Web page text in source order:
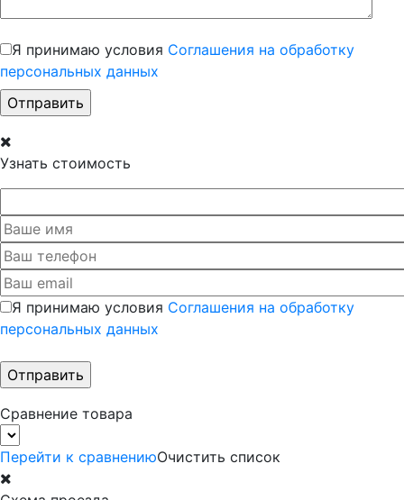
Я принимаю условия Соглашения на обработку
персональных данных
Узнать стоимость
Я принимаю условия Соглашения на обработку
персональных данных
Сравнение товара
Перейти к сравнениюОчистить список